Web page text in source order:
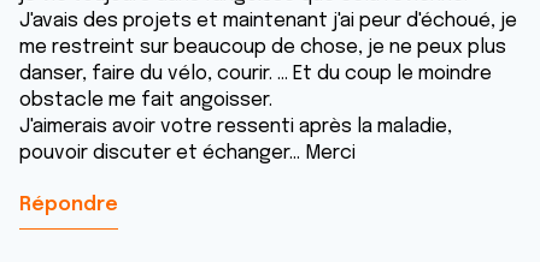
J'avais des projets et maintenant j'ai peur d'échoué, je
me restreint sur beaucoup de chose, je ne peux plus
danser, faire du vélo, courir. ... Et du coup le moindre
obstacle me fait angoisser.
J'aimerais avoir votre ressenti après la maladie,
pouvoir discuter et échanger... Merci
Répondre